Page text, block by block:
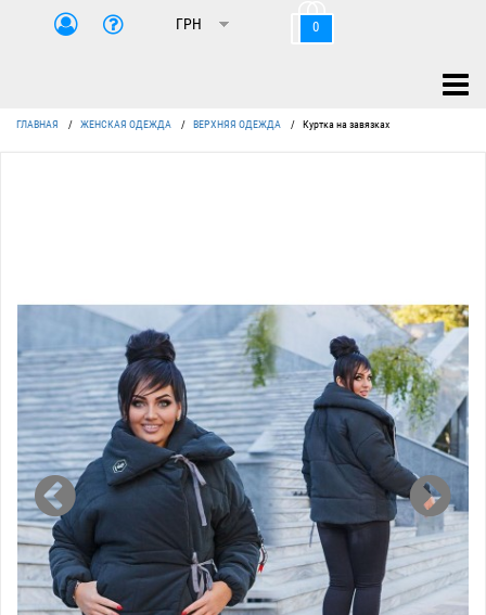
0
ГЛАВНАЯ / ЖЕНСКАЯ ОДЕЖДА / ВЕРХНЯЯ ОДЕЖДА / Куртка на завязках